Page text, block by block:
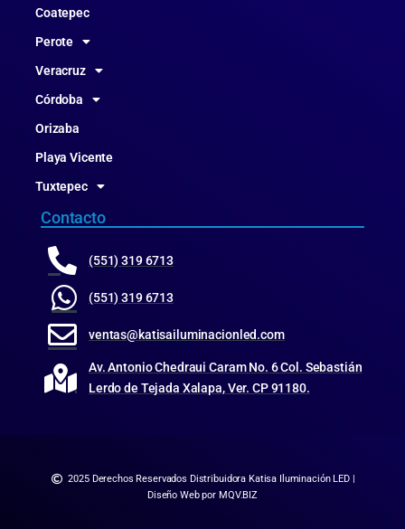
Coatepec
Perote
Veracruz
Córdoba
Orizaba
Playa Vicente
Tuxtepec
Contacto
(551) 319 6713
(551) 319 6713
ventas@katisailuminacionled.com
Av. Antonio Chedraui Caram No. 6 Col. Sebastián
Lerdo de Tejada Xalapa, Ver. CP 91180.
2025 Derechos Reservados Distribuidora Katisa Iluminación LED |
Diseño Web por MQV.BIZ